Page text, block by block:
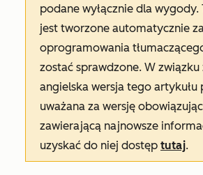
podane wyłącznie dla wygody.
jest tworzone automatycznie
oprogramowania
zostać sprawdzone. W
angielska wersja tego artykułu
uważana za wersję
zawierającą najnowsze
uzyskać do niej dostęp tutaj.